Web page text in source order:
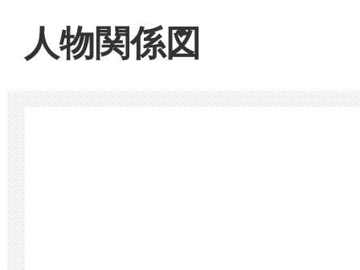
人物関係図